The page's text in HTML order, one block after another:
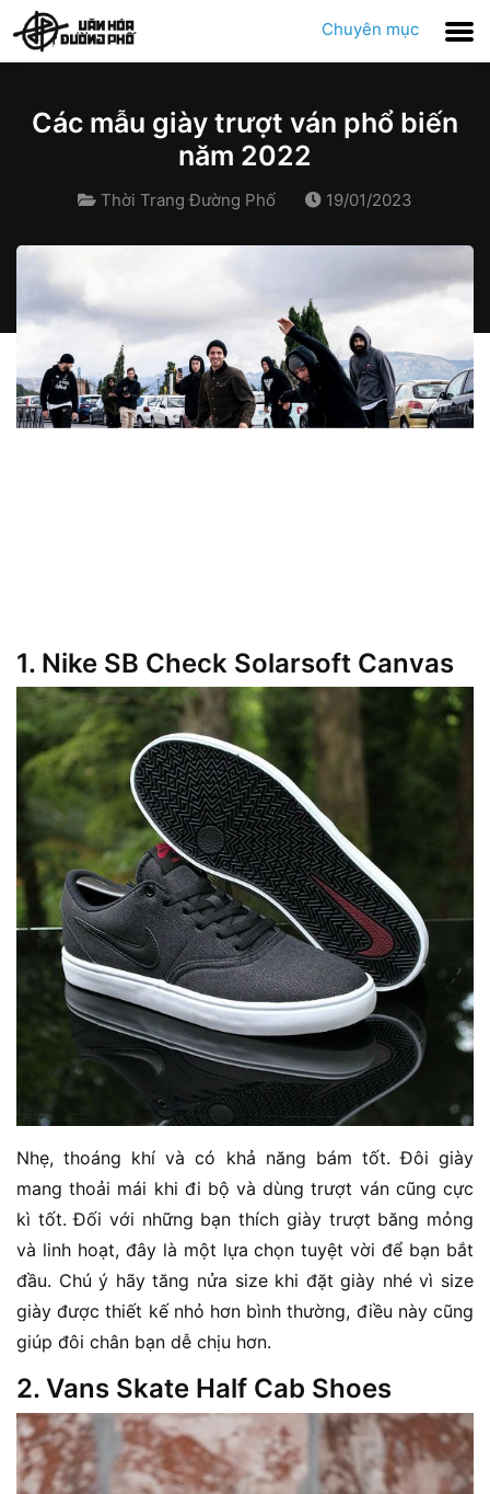
Chuyên mục
Các mẫu giày trượt ván phổ biến
năm 2022
Thời Trang Đường Phố 19/01/2023
1. Nike SB Check Solarsoft Canvas
Nhẹ, thoáng khí và có khả năng bám tốt. Đôi giày
mang thoải mái khi đi bộ và dùng trượt ván cũng cực
kì tốt. Đối với những bạn thích giày trượt băng mỏng
và linh hoạt, đây là một lựa chọn tuyệt vời để bạn bắt
đầu. Chú ý hãy tăng nửa size khi đặt giày nhé vì size
giày được thiết kế nhỏ hơn bình thường, điều này cũng
giúp đôi chân bạn dễ chịu hơn.
2. Vans Skate Half Cab Shoes